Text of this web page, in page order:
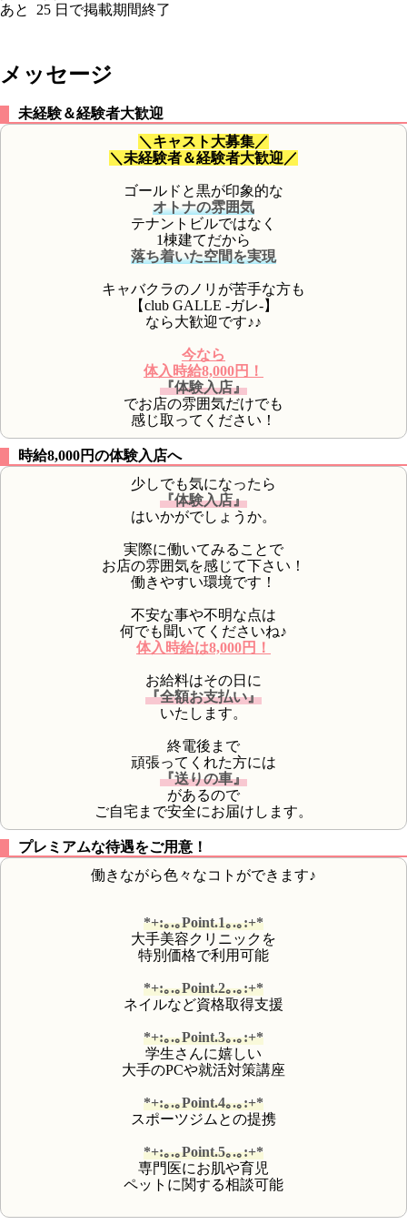
あと 25 日で掲載期間終了
メッセージ
未経験＆経験者大歓迎
＼キャスト大募集／
＼未経験者＆経験者大歓迎／
ゴールドと黒が印象的な
オトナの雰囲気
テナントビルではなく
1棟建てだから
落ち着いた空間を実現
キャバクラのノリが苦手な方も
【club GALLE -ガレ-】
なら大歓迎です♪♪
今なら
体入時給8,000円！
『体験入店』
でお店の雰囲気だけでも
感じ取ってください！
時給8,000円の体験入店へ
少しでも気になったら
『体験入店』
はいかがでしょうか。
実際に働いてみることで
お店の雰囲気を感じて下さい！
働きやすい環境です！
不安な事や不明な点は
何でも聞いてくださいね♪
体入時給は8,000円！
お給料はその日に
『全額お支払い』
いたします。
終電後まで
頑張ってくれた方には
『送りの車』
があるので
ご自宅まで安全にお届けします。
プレミアムな待遇をご用意！
働きながら色々なコトができます♪
*+:｡.｡Point.1｡.｡:+*
大手美容クリニックを
特別価格で利用可能
*+:｡.｡Point.2｡.｡:+*
ネイルなど資格取得支援
*+:｡.｡Point.3｡.｡:+*
学生さんに嬉しい
大手のPCや就活対策講座
*+:｡.｡Point.4｡.｡:+*
スポーツジムとの提携
*+:｡.｡Point.5｡.｡:+*
専門医にお肌や育児
ペットに関する相談可能